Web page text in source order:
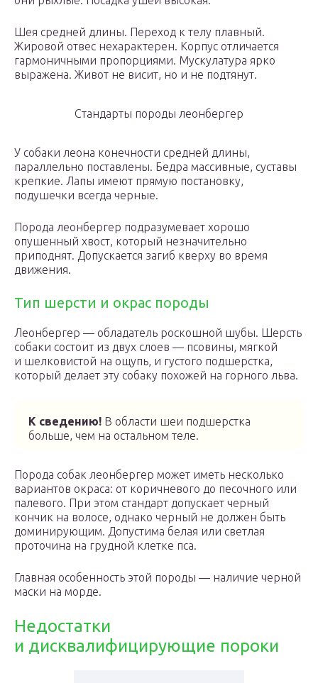
Шея средней длины. Переход к телу плавный.
Жировой отвес нехарактерен. Корпус отличается
гармоничными пропорциями. Мускулатура ярко
выражена. Живот не висит, но и не подтянут.
Стандарты породы леонбергер
У собаки леона конечности средней длины,
параллельно поставлены. Бедра массивные, суставы
крепкие. Лапы имеют прямую постановку,
подушечки всегда черные.
Порода леонбергер подразумевает хорошо
опушенный хвост, который незначительно
приподнят. Допускается загиб кверху во время
движения.
Тип шерсти и окрас породы
Леонбергер — обладатель роскошной шубы. Шерсть
собаки состоит из двух слоев — псовины, мягкой
и шелковистой на ощупь, и густого подшерстка,
который делает эту собаку похожей на горного льва.
К сведению! В области шеи подшерстка
больше, чем на остальном теле.
Порода собак леонбергер может иметь несколько
вариантов окраса: от коричневого до песочного или
палевого. При этом стандарт допускает черный
кончик на волосе, однако черный не должен быть
доминирующим. Допустима белая или светлая
проточина на грудной клетке пса.
Главная особенность этой породы — наличие черной
маски на морде.
Недостатки
и дисквалифицирующие пороки